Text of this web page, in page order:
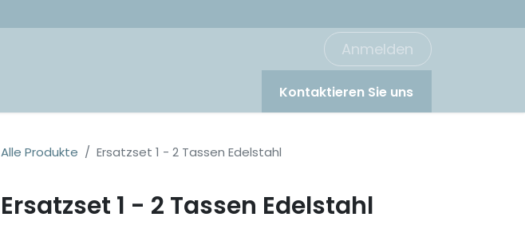
Anmelden
Kontaktieren Sie uns
Alle Produkte Ersatzset 1 - 2 Tassen Edelstahl
Ersatzset 1 - 2 Tassen Edelstahl